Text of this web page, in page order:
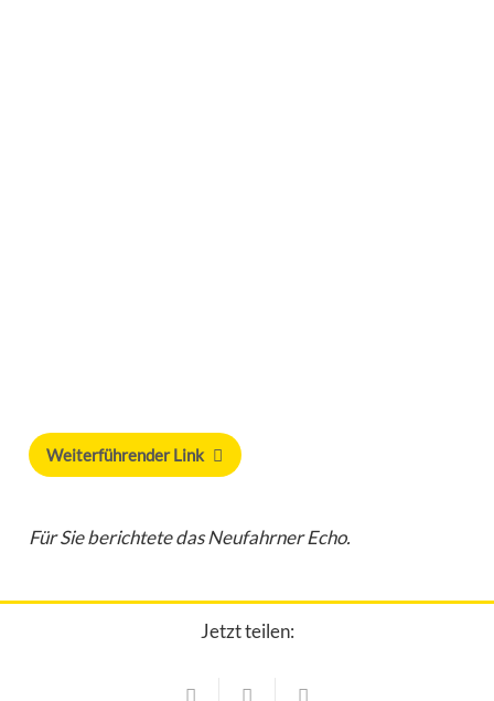
Weiterführender Link
Für Sie berichtete das Neufahrner Echo.
Jetzt teilen: